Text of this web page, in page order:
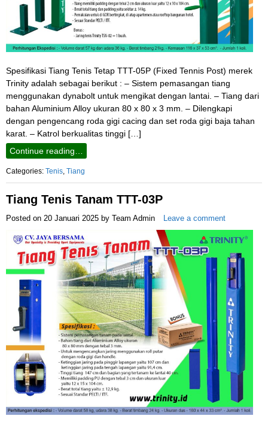
Spesifikasi Tiang Tenis Tetap TTT-05P (Fixed Tennis Post) merek
Trinity adalah sebagai berikut : – Sistem pemasangan tiang
menggunakan dynabolt untuk mengikat dengan lantai. – Tiang dari
bahan Aluminium Alloy ukuran 80 x 80 x 3 mm. – Dilengkapi
dengan pengencang roda gigi cacing dan set roda gigi baja tahan
karat. – Katrol berkualitas tinggi […]
Continue reading…
Categories: Tenis Tiang
Tiang Tenis Tanam TTT-03P
Posted on 20 Januari 2025 by Team Admin Leave a comment